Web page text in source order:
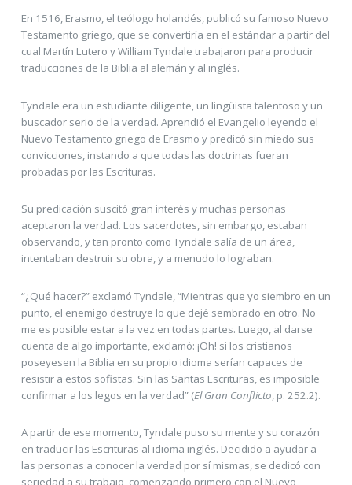
En 1516, Erasmo, el teólogo holandés, publicó su famoso Nuevo
Testamento griego, que se convertiría en el estándar a partir del
cual Martín Lutero y William Tyndale trabajaron para producir
traducciones de la Biblia al alemán y al inglés.
Tyndale era un estudiante diligente, un lingüista talentoso y un
buscador serio de la verdad. Aprendió el Evangelio leyendo el
Nuevo Testamento griego de Erasmo y predicó sin miedo sus
convicciones, instando a que todas las doctrinas fueran
probadas por las Escrituras.
Su predicación suscitó gran interés y muchas personas
aceptaron la verdad. Los sacerdotes, sin embargo, estaban
observando, y tan pronto como Tyndale salía de un área,
intentaban destruir su obra, y a menudo lo lograban.
“¿Qué hacer?” exclamó Tyndale, “Mientras que yo siembro en un
punto, el enemigo destruye lo que dejé sembrado en otro. No
me es posible estar a la vez en todas partes. Luego, al darse
cuenta de algo importante, exclamó: ¡Oh! si los cristianos
poseyesen la Biblia en su propio idioma serían capaces de
resistir a estos sofistas. Sin las Santas Escrituras, es imposible
confirmar a los legos en la verdad” (El Gran Conflicto, p. 252.2).
A partir de ese momento, Tyndale puso su mente y su corazón
en traducir las Escrituras al idioma inglés. Decidido a ayudar a
las personas a conocer la verdad por sí mismas, se dedicó con